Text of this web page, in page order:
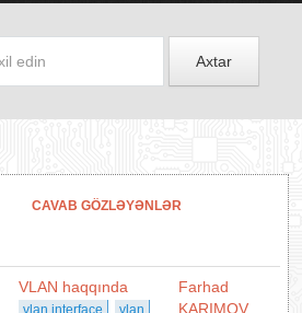
MƏQALƏLƏR
İŞ ELANLARI
IT LÜĞƏT
XƏBƏRLƏR
Axtar
CAVAB GÖZLƏYƏNLƏR
VLAN haqqında
vlan interface vlan
Farhad
KARIMOV